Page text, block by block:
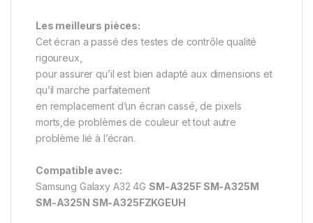
Les meilleurs pièces:
Cet écran a passé des testes de contrôle qualité
rigoureux,
pour assurer qu’il est bien adapté aux dimensions et
qu’il marche parfaitement
en remplacement d’un écran cassé, de pixels
morts,de problèmes de couleur et tout autre
problème lié à l’écran.
Compatible avec:
Samsung Galaxy A32 4G SM-A325FSM-A325M
SM-A325N SM-A325FZKGEUH